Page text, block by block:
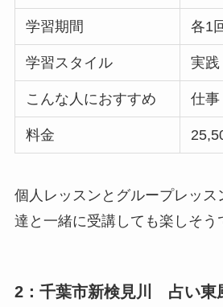
学習期間 各1
学習スタイル 実践
こんな人におすすめ 仕事
料金
個人レッスンとグループレッス
達と一緒に受講しても楽しそう
2：千葉市新検見川 占い東